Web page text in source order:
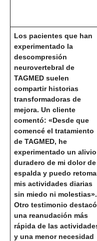
Los pacientes que han
experimentado la
descompresión
neurovertebral de
TAGMED suelen
compartir historias
transformadoras de
mejora. Un cliente
comentó: «Desde que
comencé el tratamiento
de TAGMED, he
experimentado un alivio
duradero de mi dolor de
espalda y puedo
mis actividades diarias
sin miedo ni molestias».
Otro testimonio destacó
una reanudación más
rápida de las
y una menor necesidad